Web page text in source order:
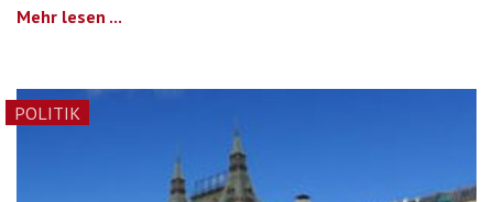
Mehr lesen ...
POLITIK